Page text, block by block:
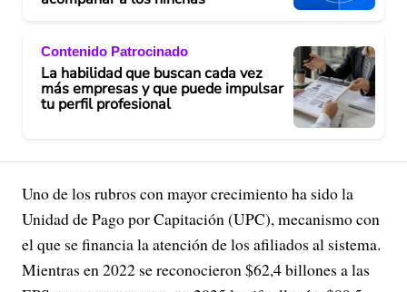
Contenido Patrocinado
La habilidad que buscan cada vez
más empresas y que puede impulsar
tu perfil profesional
Uno de los rubros con mayor crecimiento ha sido la
Unidad de Pago por Capitación (UPC), mecanismo con
el que se financia la atención de los afiliados al sistema.
Mientras en 2022 se reconocieron $62,4 billones a las